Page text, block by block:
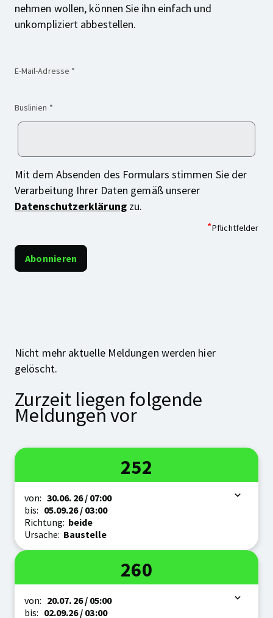
nehmen wollen, können Sie ihn einfach und
unkompliziert abbestellen.
E-Mail-Adresse *(Pflichtfeld)
Buslinien *(Pflichtfeld)
Mit dem Absenden des Formulars stimmen Sie der
Verarbeitung Ihrer Daten gemäß unserer
Datenschutzerklärungzu.
*Pflichtfelder
Nicht mehr aktuelle Meldungen werden hier
gelöscht.
Zurzeit liegen folgende
Meldungen vor
Linie
252
Zeitraum
von: 30.06. 26/ 07:00
bis: 05.09.26/ 03:00
Richtung: beide
Ursache: Baustelle
Linie
260
Zeitraum
von: 20.07. 26/ 05:00
bis: 02.09.26/ 03:00